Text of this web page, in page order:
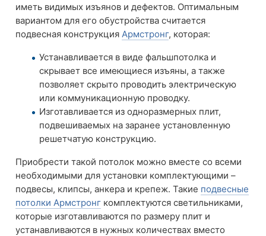
иметь видимых изъянов и дефектов. Оптимальным
вариантом для его обустройства считается
подвесная конструкция Армстронг, которая:
Устанавливается в виде фальшпотолка и
скрывает все имеющиеся изъяны, а также
позволяет скрыто проводить электрическую
или коммуникационную проводку.
Изготавливается из одноразмерных плит,
подвешиваемых на заранее установленную
решетчатую конструкцию.
Приобрести такой потолок можно вместе со всеми
необходимыми для установки комплектующими –
подвесы, клипсы, анкера и крепеж. Такие подвесные
потолки Армстронг комплектуются светильниками,
которые изготавливаются по размеру плит и
устанавливаются в нужных количествах вместо